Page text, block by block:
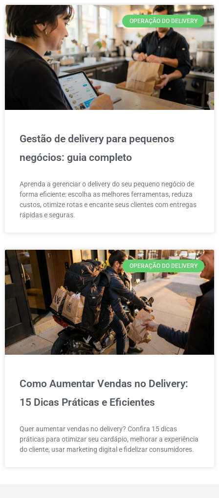
OPERAÇÃO DO DELIVERY
Gestão de delivery para pequenos
negócios: guia completo
Aprenda a gerenciar o delivery do seu pequeno negócio de
forma eficiente: escolha as melhores ferramentas, reduza
custos, otimize rotas e encante seus clientes com entregas
rápidas e seguras.
OPERAÇÃO DO DELIVERY
Como Aumentar Vendas no Delivery:
15 Dicas Práticas e Eficientes
Quer aumentar vendas no delivery? Confira 15 dicas
práticas para otimizar seu cardápio, melhorar a experiência
do cliente, usar marketing digital e fidelizar consumidores.